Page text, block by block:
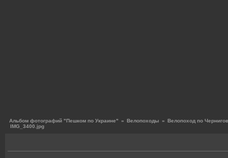
Альбом фотографий "Пешком по Украине" » Велопоходы » Велопоход по
IMG_3400.jpg